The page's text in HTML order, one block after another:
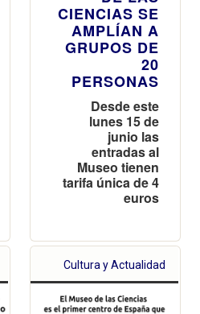
CIENCIAS SE
AMPLÍAN A
GRUPOS DE
20
PERSONAS
Desde este
lunes 15 de
junio las
entradas al
Museo tienen
tarifa única de 4
euros
Cultura y Actualidad